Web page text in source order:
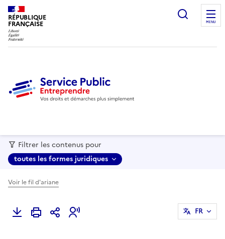
RÉPUBLIQUE
FRANÇAISE MENU
Filtrer les contenus pour
toutes les formes juridiques
Voir le fil d'ariane
FR